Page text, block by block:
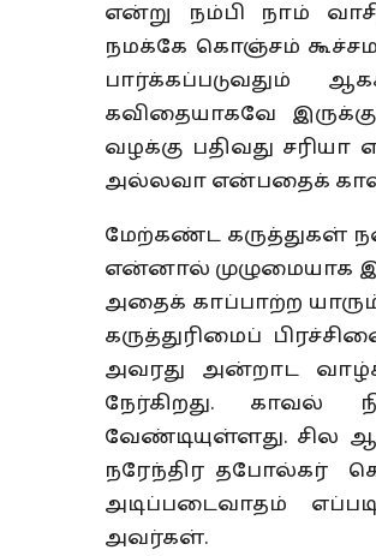
என்று நம்பி நாம்
நமக்கே கொஞ்சம்
பார்க்கப்படுவதும்
கவிதையாகவே
வழக்கு பதிவது
அல்லவா என்பதைக் காலம்
மேற்கண்ட கருத்துகள்
என்னால் முழுமையாக
அதைக் காப்பாற்ற
கருத்துரிமைப்
அவரது அன்றாட
நேர்கிறது. காவல்
வேண்டியுள்ளது. சில
நரேந்திர தபோல்கர்
அடிப்படைவாதம்
அவர்கள்.